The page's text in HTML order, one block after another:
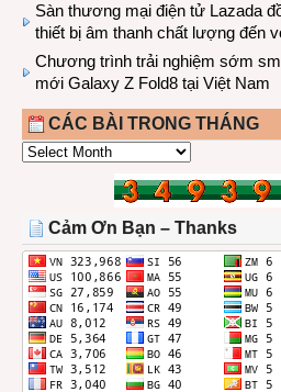
Sàn thương mại điện tử Lazada
thiết bị âm thanh chất lượng đến
Chương trình trải nghiệm sớm
mới Galaxy Z Fold8 tại Việt Nam
CÁC BÀI TRONG THÁNG
CÁC
THÁNG
Cảm Ơn Bạn – Thanks